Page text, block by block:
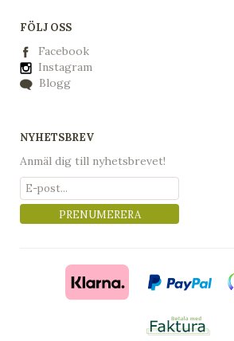
FÖLJ OSS
Facebook
Instagram
Blogg
NYHETSBREV
Anmäl dig till nyhetsbrevet!
PRENUMERERA